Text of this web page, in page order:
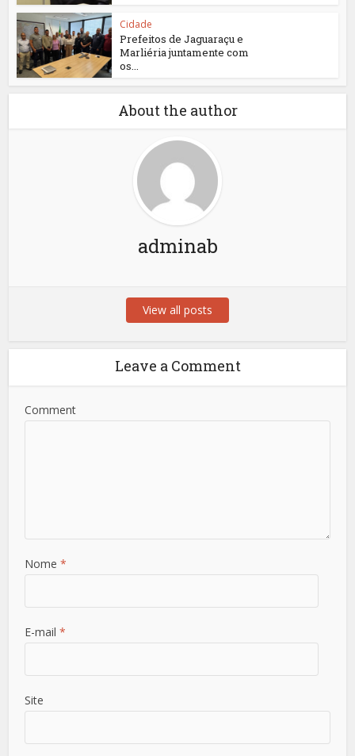
Cidade
Prefeitos de Jaguaraçu e
Marliéria juntamente com
os...
About the author
adminab
View all posts
Leave a Comment
Comment
Nome*
E-mail*
Site